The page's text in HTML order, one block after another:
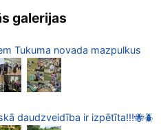
galerijas
Tukuma novada mazpulkus
daudzveidība ir izpētīta!!!🐝🪲